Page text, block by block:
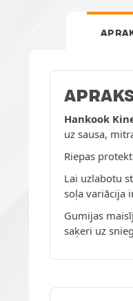
Hankook
uz sausa,
Riepas
Lai uzlabotu
soļa variācija
Gumijas
saķeri uz